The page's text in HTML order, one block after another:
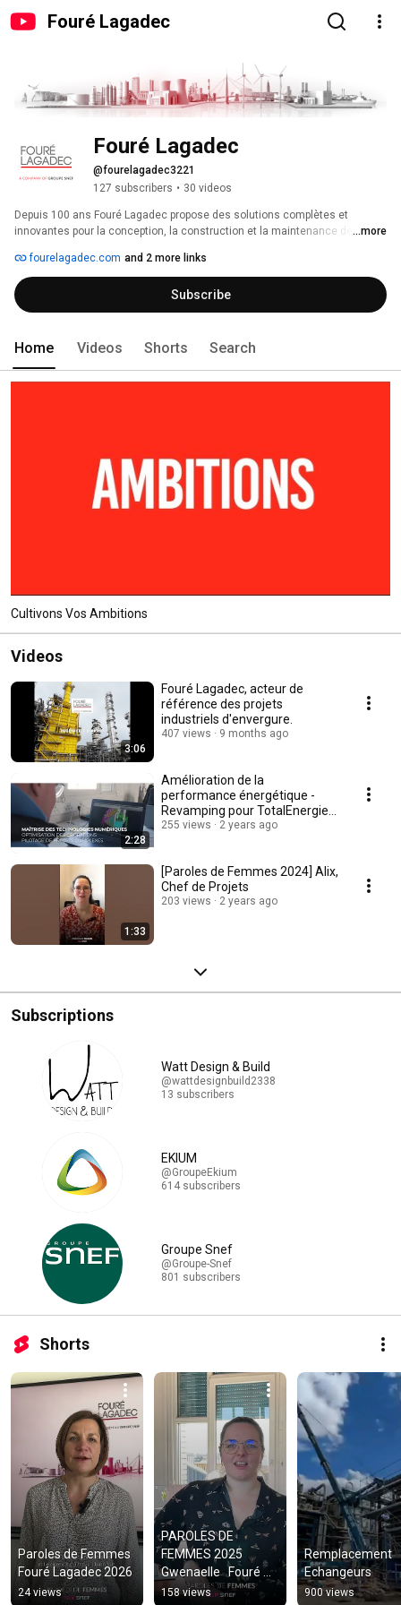
Fouré Lagadec
Fouré Lagadec
@fourelagadec3221
127 subscribers • 30 videos
Depuis 100 ans Fouré Lagadec propose des solutions complètes et
innovantes pour la conception, la construction et la maintenance des ...more
fourelagadec.com and 2 more links
Subscribe
Home Videos Shorts Search
Cultivons Vos Ambitions
Videos
3:06
Fouré Lagadec, acteur de
référence des projets
industriels d'envergure.
407 views 9 months ago
2:28
Amélioration de la
performance énergétique -
Revamping pour TotalEnergies
Plateforme de Normandie
255 views 2 years ago
1:33
[Paroles de Femmes 2024] Alix,
Chef de Projets
203 views 2 years ago
Subscriptions
Watt Design & Build
@wattdesignbuild2338
13 subscribers
EKIUM
@GroupeEkium
614 subscribers
Groupe Snef
@Groupe-Snef
801 subscribers
Shorts
Paroles de Femmes
Fouré Lagadec 2026
24 views
PAROLES DE
FEMMES 2025
Gwenaelle   Fouré
Lagadec
158 views
Remplacement
Echangeurs
900 views